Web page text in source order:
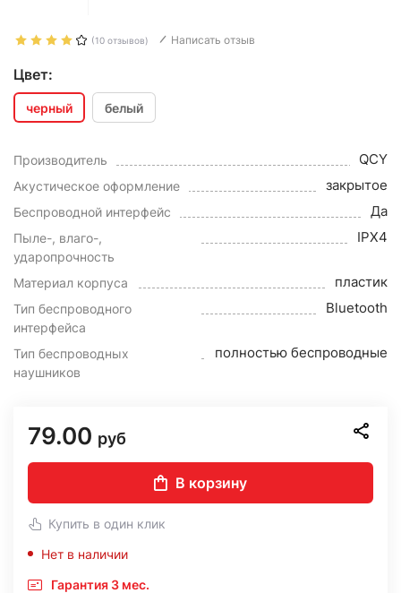
(10 отзывов) Написать отзыв
Цвет:
черный белый
Производитель QCY
Акустическое оформление закрытое
Беспроводной интерфейс Да
Пыле-, влаго-,
ударопрочность
IPX4
Материал корпуса пластик
Тип беспроводного
интерфейса
Bluetooth
Тип беспроводных
наушников
полностью беспроводные
79.00 руб
В корзину
Купить в один клик
Нет в наличии
Гарантия 3 мес.